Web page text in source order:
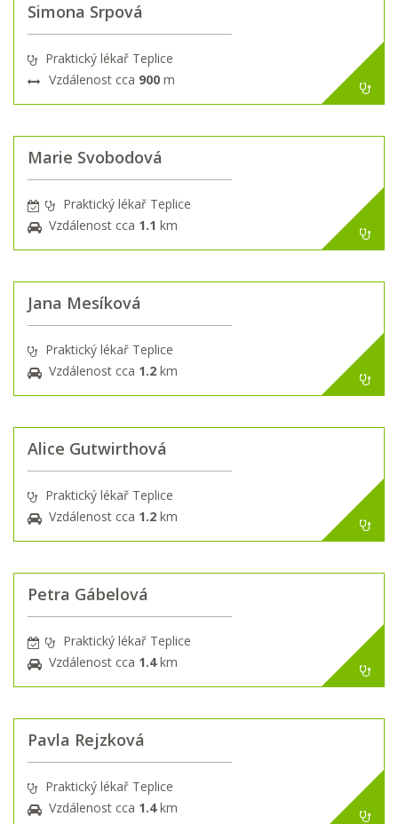
Simona Srpová
Praktický lékař Teplice
Vzdálenost cca 900 m
Marie Svobodová
Praktický lékař Teplice
Vzdálenost cca 1.1 km
Jana Mesíková
Praktický lékař Teplice
Vzdálenost cca 1.2 km
Alice Gutwirthová
Praktický lékař Teplice
Vzdálenost cca 1.2 km
Petra Gábelová
Praktický lékař Teplice
Vzdálenost cca 1.4km
Pavla Rejzková
Praktický lékař Teplice
Vzdálenost cca 1.4km